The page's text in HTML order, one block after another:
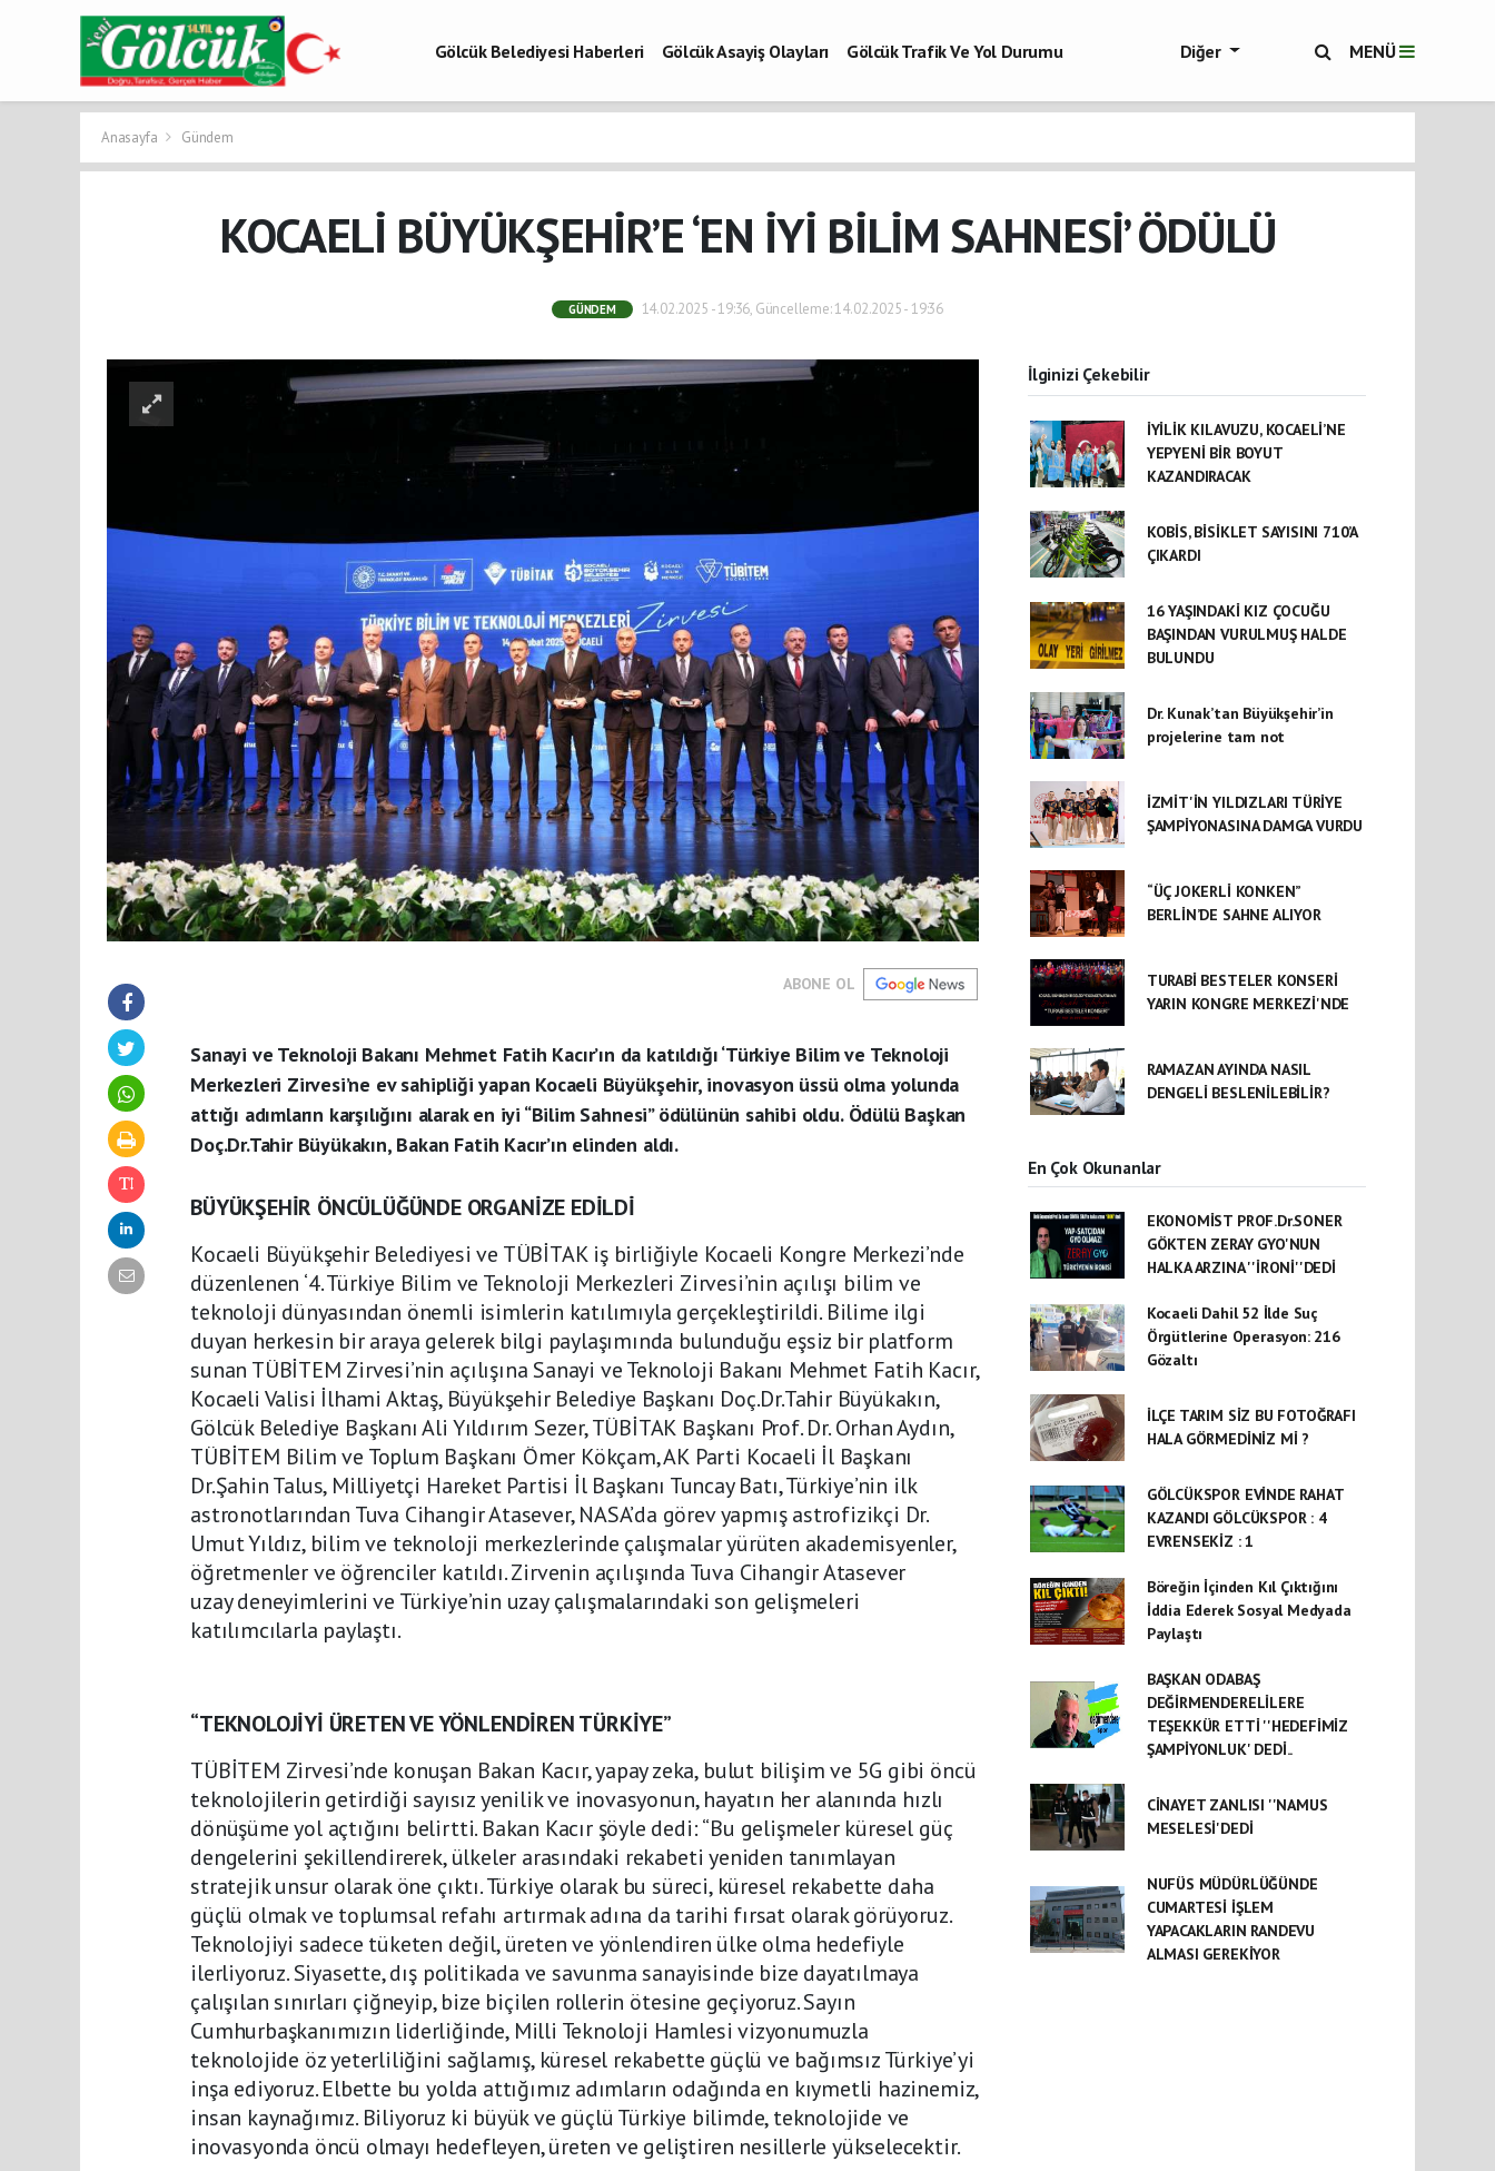
Gölcük Belediyesi Haberleri Gölcük Asayiş Olayları
Gölcük Trafik Ve Yol Durumu
Diğer MENÜ
Anasayfa Gündem
KOCAELİ BÜYÜKŞEHİR’E ‘EN İYİ BİLİM SAHNESİ’ ÖDÜLÜ
GÜNDEM 14.02.2025 - 19:36, Güncelleme: 14.02.2025 - 19:36
ABONE OL
Sanayi ve Teknoloji Bakanı Mehmet Fatih Kacır’ın da katıldığı ‘Türkiye Bilim ve Teknoloji
Merkezleri Zirvesi’ne ev sahipliği yapan Kocaeli Büyükşehir, inovasyon üssü olma yolunda
attığı adımların karşılığını alarak en iyi “Bilim Sahnesi” ödülünün sahibi oldu. Ödülü Başkan
Doç.Dr.Tahir Büyükakın, Bakan Fatih Kacır’ın elinden aldı.
BÜYÜKŞEHİR ÖNCÜLÜĞÜNDE ORGANİZE EDİLDİ
Kocaeli Büyükşehir Belediyesi ve TÜBİTAK iş birliğiyle Kocaeli Kongre Merkezi’nde
düzenlenen ‘4. Türkiye Bilim ve Teknoloji Merkezleri Zirvesi’nin açılışı bilim ve
teknoloji dünyasından önemli isimlerin katılımıyla gerçekleştirildi. Bilime ilgi
duyan herkesin bir araya gelerek bilgi paylaşımında bulunduğu eşsiz bir platform
sunan TÜBİTEM Zirvesi’nin açılışına Sanayi ve Teknoloji Bakanı Mehmet Fatih Kacır,
Kocaeli Valisi İlhami Aktaş, Büyükşehir Belediye Başkanı Doç.Dr.Tahir Büyükakın,
Gölcük Belediye Başkanı Ali Yıldırım Sezer, TÜBİTAK Başkanı Prof. Dr. Orhan Aydın,
TÜBİTEM Bilim ve Toplum Başkanı Ömer Kökçam, AK Parti Kocaeli İl Başkanı
Dr.Şahin Talus, Milliyetçi Hareket Partisi İl Başkanı Tuncay Batı, Türkiye’nin ilk
astronotlarından Tuva Cihangir Atasever, NASA’da görev yapmış astrofizikçi Dr.
Umut Yıldız, bilim ve teknoloji merkezlerinde çalışmalar yürüten akademisyenler,
öğretmenler ve öğrenciler katıldı. Zirvenin açılışında Tuva Cihangir Atasever
uzay deneyimlerini ve Türkiye’nin uzay çalışmalarındaki son gelişmeleri
katılımcılarla paylaştı.
“TEKNOLOJİYİ ÜRETEN VE YÖNLENDİREN TÜRKİYE”
TÜBİTEM Zirvesi’nde konuşan Bakan Kacır, yapay zeka, bulut bilişim ve 5G gibi öncü
teknolojilerin getirdiği sayısız yenilik ve inovasyonun, hayatın her alanında hızlı
dönüşüme yol açtığını belirtti. Bakan Kacır şöyle dedi: “Bu gelişmeler küresel güç
dengelerini şekillendirerek, ülkeler arasındaki rekabeti yeniden tanımlayan
stratejik unsur olarak öne çıktı. Türkiye olarak bu süreci, küresel rekabette daha
güçlü olmak ve toplumsal refahı artırmak adına da tarihi fırsat olarak görüyoruz.
Teknolojiyi sadece tüketen değil, üreten ve yönlendiren ülke olma hedefiyle
ilerliyoruz. Siyasette, dış politikada ve savunma sanayisinde bize dayatılmaya
çalışılan sınırları çiğneyip, bize biçilen rollerin ötesine geçiyoruz. Sayın
Cumhurbaşkanımızın liderliğinde, Milli Teknoloji Hamlesi vizyonumuzla
teknolojide öz yeterliliğini sağlamış, küresel rekabette güçlü ve bağımsız Türkiye’yi
inşa ediyoruz. Elbette bu yolda attığımız adımların odağında en kıymetli hazinemiz,
insan kaynağımız. Biliyoruz ki büyük ve güçlü Türkiye bilimde, teknolojide ve
inovasyonda öncü olmayı hedefleyen, üreten ve geliştiren nesillerle yükselecektir.
İlginizi Çekebilir
İYİLİK KILAVUZU, KOCAELİ’NE
YEPYENİ BİR BOYUT
KAZANDIRACAK
KOBİS, BİSİKLET SAYISINI 710’A
ÇIKARDI
16 YAŞINDAKİ KIZ ÇOCUĞU
BAŞINDAN VURULMUŞ HALDE
BULUNDU
Dr. Kunak’tan Büyükşehir’in
projelerine tam not
İZMİT'İN YILDIZLARI TÜRİYE
ŞAMPİYONASINA DAMGA VURDU
“ÜÇ JOKERLİ KONKEN”
BERLİN’DE SAHNE ALIYOR
TURABİ BESTELER KONSERİ
YARIN KONGRE MERKEZİ'NDE
RAMAZAN AYINDA NASIL
DENGELİ BESLENİLEBİLİR?
En Çok Okunanlar
EKONOMİST PROF.Dr.SONER
GÖKTEN ZERAY GYO'NUN
HALKA ARZINA ''İRONİ''DEDİ
Kocaeli Dahil 52 İlde Suç
Örgütlerine Operasyon: 216
Gözaltı
İLÇE TARIM SİZ BU FOTOĞRAFI
HALA GÖRMEDİNİZ Mİ ?
GÖLCÜKSPOR EVİNDE RAHAT
KAZANDI GÖLCÜKSPOR : 4
EVRENSEKİZ : 1
Böreğin İçinden Kıl Çıktığını
İddia Ederek Sosyal Medyada
Paylaştı
BAŞKAN ODABAŞ
DEĞİRMENDERELİLERE
TEŞEKKÜR ETTİ ''HEDEFİMİZ
ŞAMPİYONLUK' DEDİ..
CİNAYET ZANLISI ''NAMUS
MESELESİ'DEDİ
NUFÜS MÜDÜRLÜĞÜNDE
CUMARTESİ İŞLEM
YAPACAKLARIN RANDEVU
ALMASI GEREKİYOR